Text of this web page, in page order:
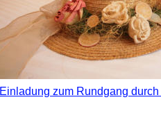
Einladung zum Rundgang